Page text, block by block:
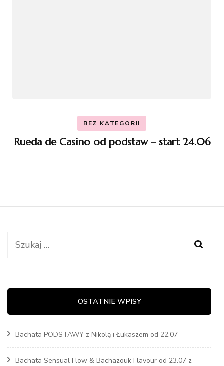
BEZ KATEGORII
Rueda de Casino od podstaw – start 24.06
Szukaj:
OSTATNIE WPISY
Bachata PODSTAWY z Nikolą i Łukaszem od 22.07
Bachata Sensual Flow & Bachazouk Flavour od 23.07 z